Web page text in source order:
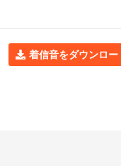
着信音をダウンロー